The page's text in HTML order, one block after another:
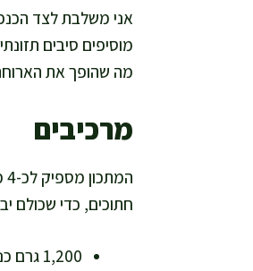
אני משלבת לצד
מוסיפים סיבים
מה שהופך את
מרכיבים
חתוכים, כדי שכולם
1,200 גרם כנפי עוף (מומלץ מפורקות לדרמט וקצה) – מקור עתיר חלבון